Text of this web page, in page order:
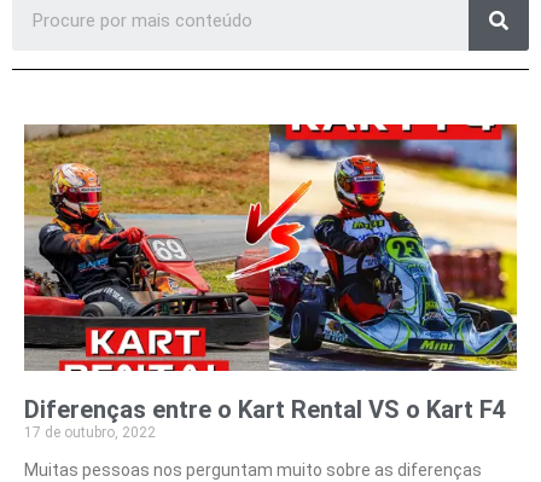
Diferenças entre o Kart Rental VS o Kart F4
17 de outubro, 2022
Muitas pessoas nos perguntam muito sobre as diferenças